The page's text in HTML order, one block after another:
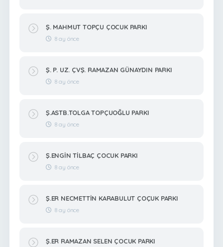
Ş. MAHMUT TOPÇU ÇOCUK PARKI
8 ay önce
Ş. P. UZ. ÇVŞ. RAMAZAN GÜNAYDIN PARKI
8 ay önce
Ş.ASTB.TOLGA TOPÇUOĞLU PARKI
8 ay önce
Ş.ENGİN TİLBAÇ ÇOCUK PARKI
8 ay önce
Ş.ER NECMETTİN KARABULUT ÇOÇUK PARKI
8 ay önce
Ş.ER RAMAZAN SELEN ÇOCUK PARKI